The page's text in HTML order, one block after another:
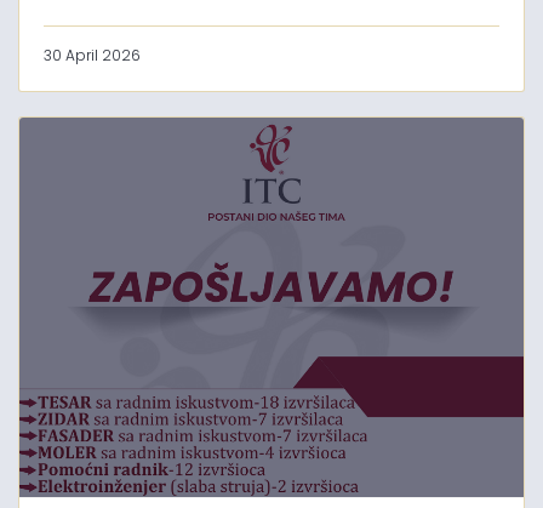
30 April 2026